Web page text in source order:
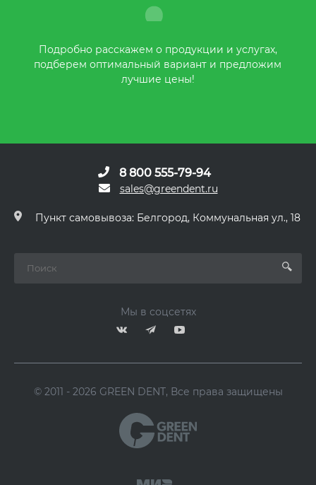
Подробно расскажем о продукции и услугах,
подберем оптимальный вариант и предложим
лучшие цены!
8 800 555-79-94
sales@greendent.ru
Пункт самовывоза: Белгород, Коммунальная ул., 18
Мы в соцсетях
© 2011 - 2026 GREEN DENT, Все права защищены